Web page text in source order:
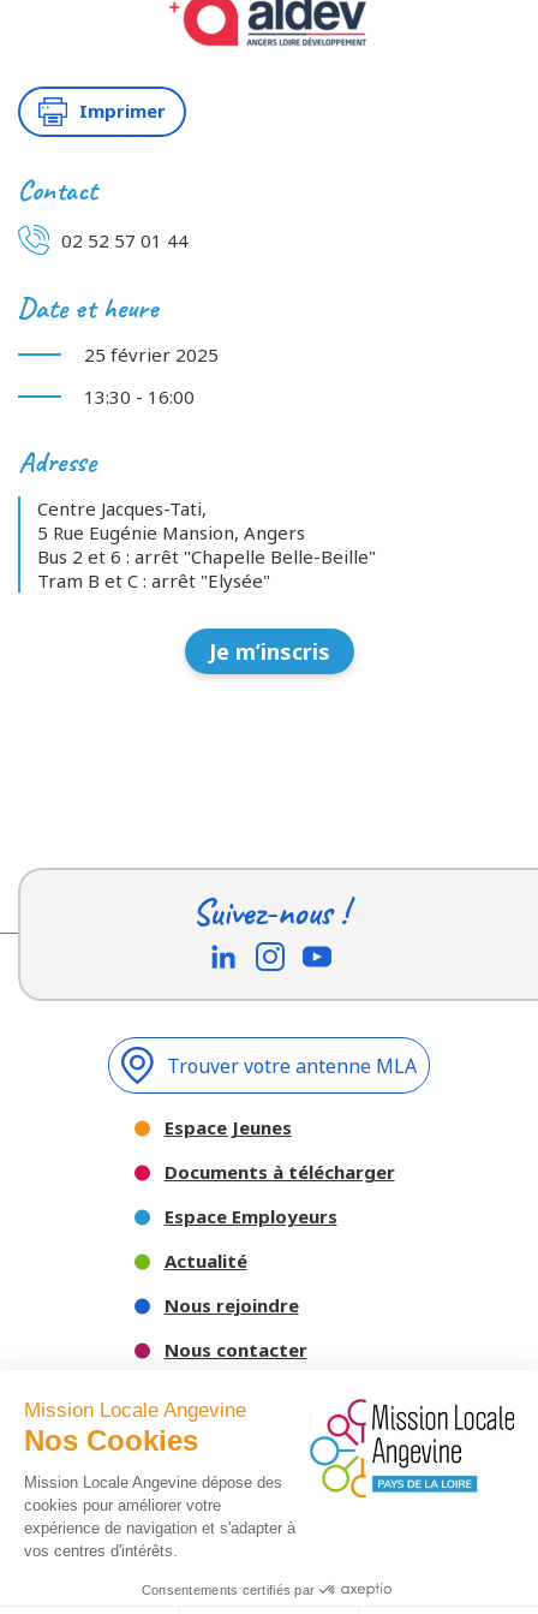
Imprimer
Contact
02 52 57 01 44
Date et heure
25 février 2025
13:30 - 16:00
Adresse
Centre Jacques-Tati,
5 Rue Eugénie Mansion, Angers
Bus 2 et 6 : arrêt "Chapelle Belle-Beille"
Tram B et C : arrêt "Elysée"
Je m’inscris
Suivez-nous !
Trouver votre antenne MLA
Espace Jeunes
Documents à télécharger
Espace Employeurs
Actualité
Nous rejoindre
Nous contacter
Mentions légales - Politique de confidentialité
Mission Locale Angevine
Nos Cookies
Mission Locale Angevine dépose des
cookies pour améliorer votre
expérience de navigation et s'adapter à
vos centres d'intérêts.
Consentements certifiés par